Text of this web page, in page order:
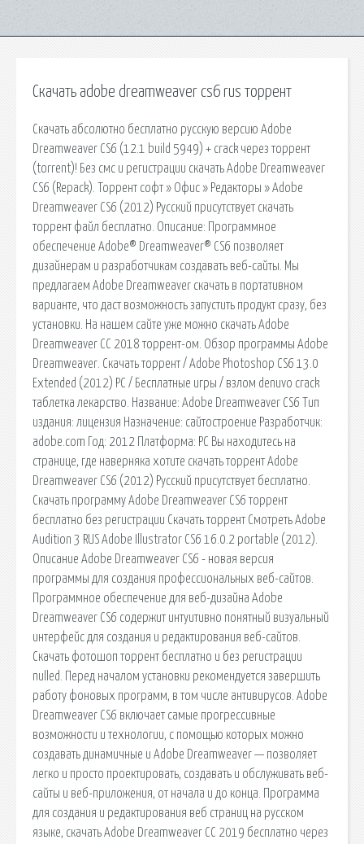
Скачать adobe dreamweaver cs6 rus торрент
Скачать абсолютно бесплатно русскую версию Adobe
Dreamweaver CS6 (12.1 build 5949) + crack через торрент
(torrent)! Без смс и регистрации скачать Adobe Dreamweaver
CS6 (Repack). Торрент софт » Офис » Редакторы » Adobe
Dreamweaver CS6 (2012) Русский присутствует скачать
торрент файл бесплатно. Описание: Программное
обеспечение Adobe® Dreamweaver® CS6 позволяет
дизайнерам и разработчикам создавать веб-сайты. Мы
предлагаем Adobe Dreamweaver скачать в портативном
варианте, что даст возможность запустить продукт сразу, без
установки. На нашем сайте уже можно скачать Adobe
Dreamweaver CC 2018 торрент-ом. Обзор программы Adobe
Dreamweaver. Скачать торрент / Adobe Photoshop CS6 13.0
Extended (2012) РС / Бесплатные игры / взлом denuvo crack
таблетка лекарство. Название: Adobe Dreamweaver CS6 Тип
издания: лицензия Назначение: сайтостроение Разработчик:
adobe.com Год: 2012 Платформа: PC Вы находитесь на
странице, где наверняка хотите скачать торрент Adobe
Dreamweaver CS6 (2012) Русский присутствует бесплатно.
Скачать программу Adobe Dreamweaver CS6 торрент
бесплатно без регистрации Скачать торрент Смотреть Adobe
Audition 3 RUS Adobe Illustrator CS6 16.0.2 portable (2012).
Описание Adobe Dreamweaver CS6 - новая версия
программы для создания профессиональных веб-сайтов.
Программное обеспечение для веб-дизайна Adobe
Dreamweaver CS6 содержит интуитивно понятный визуальный
интерфейс для создания и редактирования веб-сайтов.
Скачать фотошоп торрент бесплатно и без регистрации
nulled. Перед началом установки рекомендуется завершить
работу фоновых программ, в том числе антивирусов. Adobe
Dreamweaver CS6 включает самые прогрессивные
возможности и технологии, с помощью которых можно
создавать динамичные и Adobe Dreamweaver — позволяет
легко и просто проектировать, создавать и обслуживать веб-
сайты и веб-приложения, от начала и до конца. Программа
для создания и редактирования веб страниц на русском
языке, скачать Adobe Dreamweaver CC 2019 бесплатно через